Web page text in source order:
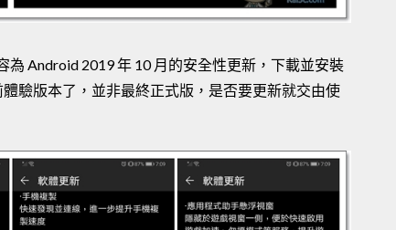
Android 2019 年 10 月的安全性更新，下載並安裝
驗版本了，並非最終正式版，是否要更新就交由使